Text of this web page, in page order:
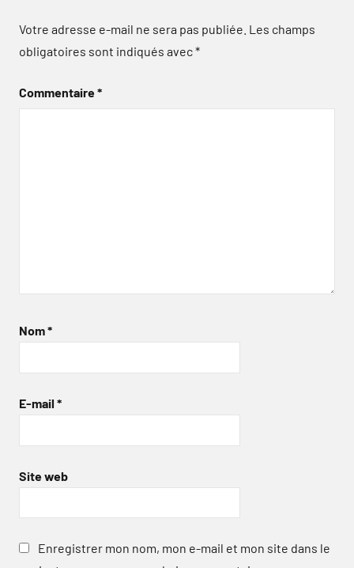
Votre adresse e-mail ne sera pas publiée. Les champs
obligatoires sont indiqués avec*
Commentaire*
Nom*
E-mail *
Site web
Enregistrer mon nom, mon e-mail et mon site dans le